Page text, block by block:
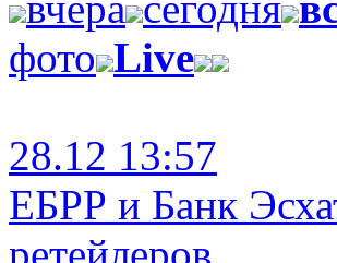
фото Live
28.12 13:57
ЕБРР и Банк